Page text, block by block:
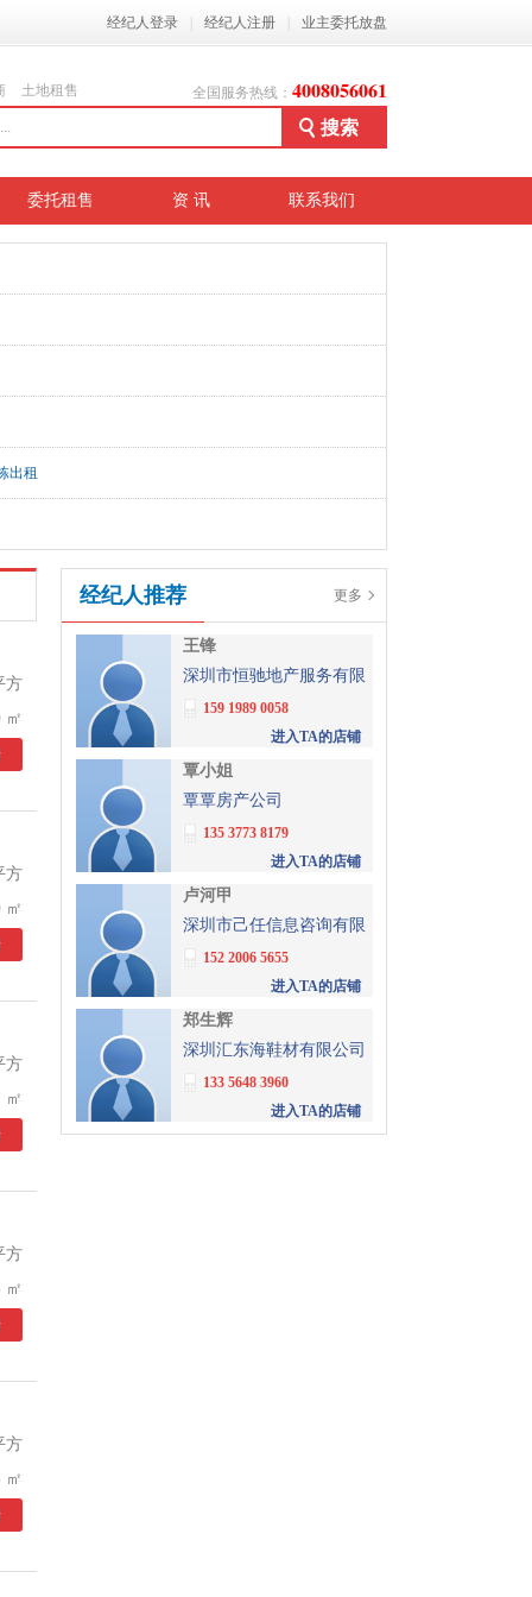
经纪人登录 经纪人注册 业主委托放盘
土地租售 全国服务热线： 4008056061
委托租售 资 讯 联系我们
出租
方
㎡
方
㎡
方
㎡
方
㎡
方
㎡
经纪人推荐 更多
王锋
深圳市恒驰地产服务有限
公司159 1989 0058
进入TA的店铺
覃小姐
覃覃房产公司
135 3773 8179
进入TA的店铺
卢河甲
深圳市己任信息咨询有限
公司152 2006 5655
进入TA的店铺
郑生辉
深圳汇东海鞋材有限公司
133 5648 3960
进入TA的店铺